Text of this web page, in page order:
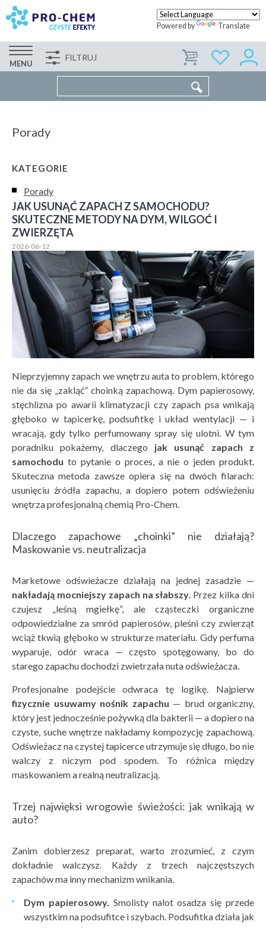
Powered by Translate
MENU
FILTRUJ WSPÓŁPRACA KONTAKT
Porady
KATEGORIE
Porady
JAK USUNĄĆ ZAPACH Z SAMOCHODU?
SKUTECZNE METODY NA DYM, WILGOĆ I
ZWIERZĘTA
2026-06-12
Nieprzyjemny zapach we wnętrzu auta to problem, którego
nie da się „zakląć” choinką zapachową. Dym papierosowy,
stęchlizna po awarii klimatyzacji czy zapach psa wnikają
głęboko w tapicerkę, podsufitkę i układ wentylacji — i
wracają, gdy tylko perfumowany spray się ulotni. W tym
poradniku pokażemy, dlaczego jak usunąć zapach z
samochodu to pytanie o proces, a nie o jeden produkt.
Skuteczna metoda zawsze opiera się na dwóch filarach:
usunięciu źródła zapachu, a dopiero potem odświeżeniu
wnętrza profesjonalną chemią Pro-Chem.
Dlaczego zapachowe „choinki” nie działają?
Maskowanie vs. neutralizacja
Marketowe odświeżacze działają na jednej zasadzie —
nakładają mocniejszy zapach na słabszy. Przez kilka dni
czujesz „leśną mgiełkę”, ale cząsteczki organiczne
odpowiedzialne za smród papierosów, pleśni czy zwierząt
wciąż tkwią głęboko w strukturze materiału. Gdy perfuma
wyparuje, odór wraca — często spotęgowany, bo do
starego zapachu dochodzi zwietrzała nuta odświeżacza.
Profesjonalne podejście odwraca tę logikę. Najpierw
fizycznie usuwamy nośnik zapachu — brud organiczny,
który jest jednocześnie pożywką dla bakterii — a dopiero na
czyste, suche wnętrze nakładamy kompozycję zapachową.
Odświeżacz na czystej tapicerce utrzymuje się długo, bo nie
walczy z niczym pod spodem. To różnica między
maskowaniem a realną neutralizacją.
Trzej najwięksi wrogowie świeżości: jak wnikają w
auto?
Zanim dobierzesz preparat, warto zrozumieć, z czym
dokładnie walczysz. Każdy z trzech najczęstszych
zapachów ma inny mechanizm wnikania.
Dym papierosowy. Smolisty nalot osadza się przede
wszystkim na podsufitce i szybach. Podsufitka działa jak